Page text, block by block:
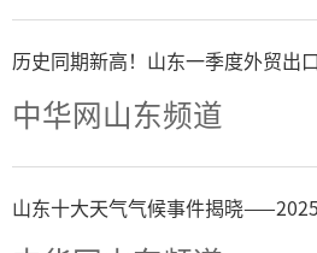
歌声嘹亮，舞
场凝聚党心民
了玖玺的夜空。
历史同期新高！山东一季度外贸出
中华网山东频道
山东十大天气气候事件揭晓